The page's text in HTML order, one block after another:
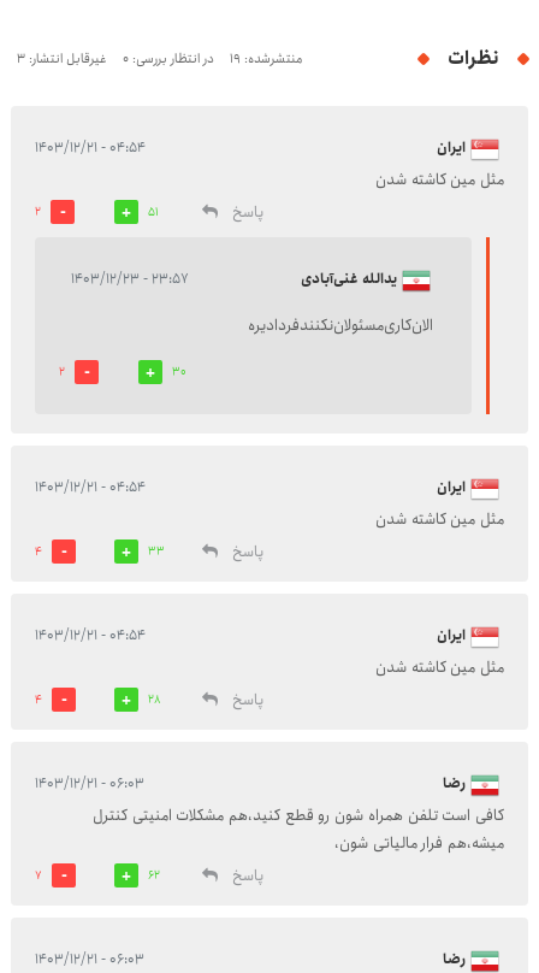
نظرات منتشرشده: 19 در انتظار بررسی: 0 غیرقابل انتشار: 3
ایران ۰۴:۵۴ - ۱۴۰۳/۱۲/۲۱
مثل مین کاشته شدن
پاسخ
51
2
یدالله ‌غنی‌آبادی ۲۳:۵۷ - ۱۴۰۳/۱۲/۲۳
الان‌کاری‌‌مسئولان‌نکنند‌فردا‌دیره
30
2
ایران ۰۴:۵۴ - ۱۴۰۳/۱۲/۲۱
مثل مین کاشته شدن
پاسخ
33
4
ایران ۰۴:۵۴ - ۱۴۰۳/۱۲/۲۱
مثل مین کاشته شدن
پاسخ
28
4
رضا ۰۶:۰۳ - ۱۴۰۳/۱۲/۲۱
کافی است تلفن همراه شون رو قطع کنید،هم مشکلات امنیتی کنترل
میشه،هم فرار مالیاتی شون،
پاسخ
62
7
رضا ۰۶:۰۳ - ۱۴۰۳/۱۲/۲۱